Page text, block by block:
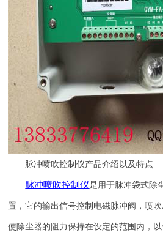
脉冲喷吹控制仪产品介绍以及特点
脉冲喷吹控制仪是用于脉冲袋式除
置，它的输出信号控制电磁脉冲阀，喷
使除尘器的阻力保持在设定的范围内，